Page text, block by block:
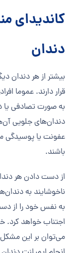
کاندیدای
دندان
بیشتر از هر دندان
قرار دارند. عموما
به صورت تصادفی یا
دندان‌های جلویی
عفونت یا پوسیدگی
باشند.
از دست دادن هر
ناخوشایند به
به نفس خود را از
اجتناب خواهد کرد.
می‌توان بر این مشکل